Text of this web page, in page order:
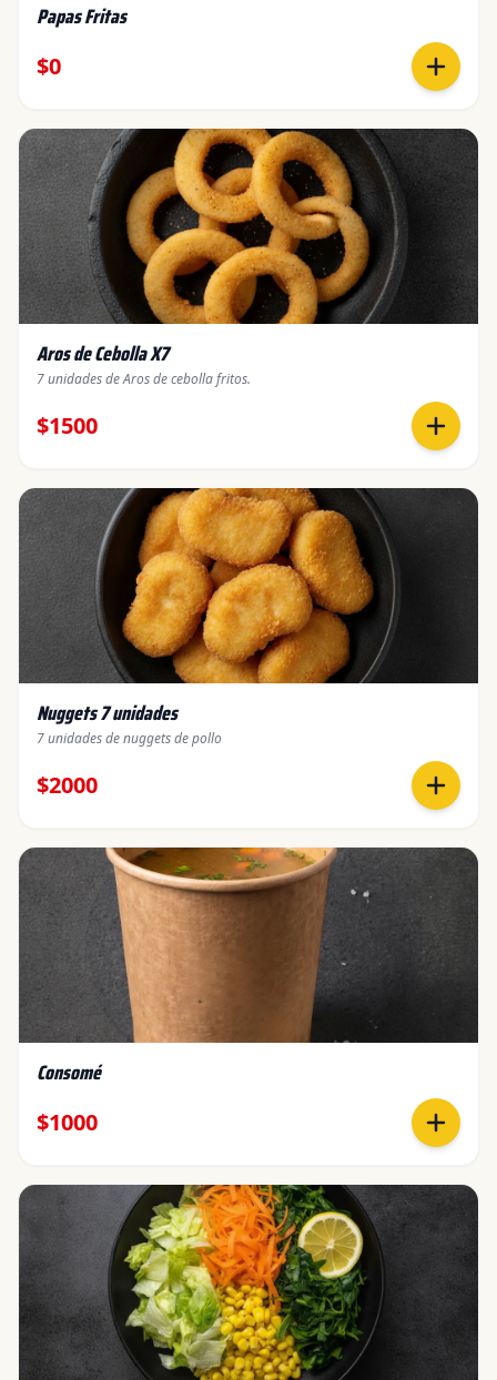
Papas Fritas
$0
Aros de Cebolla X7
7 unidades de Aros de cebolla fritos.
$1500
Nuggets 7 unidades
7 unidades de nuggets de pollo
$2000
Consomé
$1000